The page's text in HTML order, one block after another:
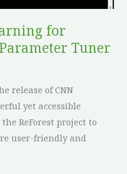
for
Tuner
release of CNN
yet accessible
ReForest project to
user-friendly and